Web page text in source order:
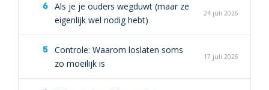
Als je je ouders wegduwt (maar ze
eigenlijk wel nodig hebt)
24 juli 2026
Controle: Waarom loslaten soms
zo moeilijk is
17 juli 2026